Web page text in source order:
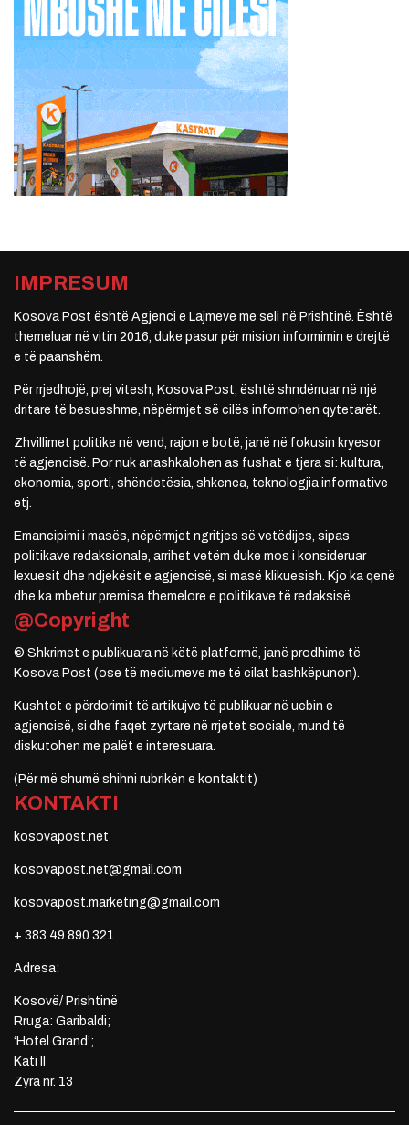
IMPRESUM
Kosova Post është Agjenci e Lajmeve me seli në Prishtinë. Është
themeluar në vitin 2016, duke pasur për mision informimin e drejtë
e të paanshëm.
Për rrjedhojë, prej vitesh, Kosova Post, është shndërruar në një
dritare të besueshme, nëpërmjet së cilës informohen qytetarët.
Zhvillimet politike në vend, rajon e botë, janë në fokusin kryesor
të agjencisë. Por nuk anashkalohen as fushat e tjera si: kultura,
ekonomia, sporti, shëndetësia, shkenca, teknologjia informative
etj.
Emancipimi i masës, nëpërmjet ngritjes së vetëdijes, sipas
politikave redaksionale, arrihet vetëm duke mos i konsideruar
lexuesit dhe ndjekësit e agjencisë, si masë klikuesish. Kjo ka qenë
dhe ka mbetur premisa themelore e politikave të redaksisë.
@Copyright
© Shkrimet e publikuara në këtë platformë, janë prodhime të
Kosova Post (ose të mediumeve me të cilat bashkëpunon).
Kushtet e përdorimit të artikujve të publikuar në uebin e
agjencisë, si dhe faqet zyrtare në rrjetet sociale, mund të
diskutohen me palët e interesuara.
(Për më shumë shihni rubrikën e kontaktit)
KONTAKTI
kosovapost.net
kosovapost.net@gmail.com
kosovapost.marketing@gmail.com
+ 383 49 890 321
Adresa:
Kosovë/ Prishtinë
Rruga: Garibaldi;
‘Hotel Grand’;
Kati II
Zyra nr. 13